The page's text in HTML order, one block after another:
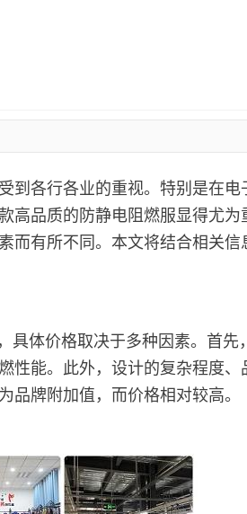
到各行各业的重视。特别是在
高品质的防静电阻燃服显得尤为
而有所不同。本文将结合相关
体价格取决于多种因素。首先
性能。此外，设计的复杂程度
品牌附加值，而价格相对较高。